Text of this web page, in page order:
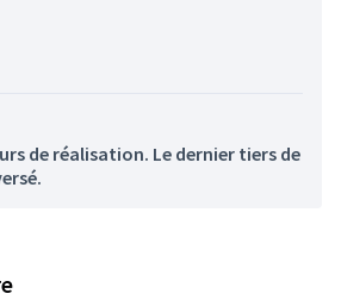
de réalisation. Le dernier tiers de